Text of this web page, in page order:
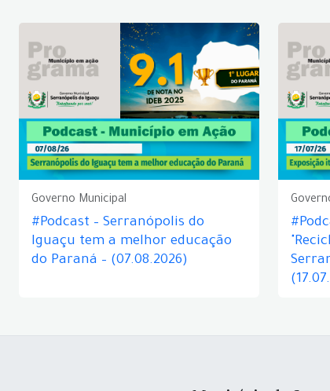
Governo Municipal
#Podcast – Serranópolis do
Iguaçu tem a melhor educação
do Paraná – (07.08.2026)